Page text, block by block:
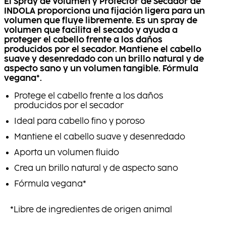
El Spray de Volumen y Protector de Secador de
INDOLA proporciona una fijación ligera para un
volumen que fluye libremente. Es un spray de
volumen que facilita el secado y ayuda a
proteger el cabello frente a los daños
producidos por el secador. Mantiene el cabello
suave y desenredado con un brillo natural y de
aspecto sano y un volumen tangible. Fórmula
vegana*.
Protege el cabello frente a los daños
producidos por el secador
Ideal para cabello fino y poroso
Mantiene el cabello suave y desenredado
Aporta un volumen fluido
Crea un brillo natural y de aspecto sano
Fórmula vegana*
*Libre de ingredientes de origen animal